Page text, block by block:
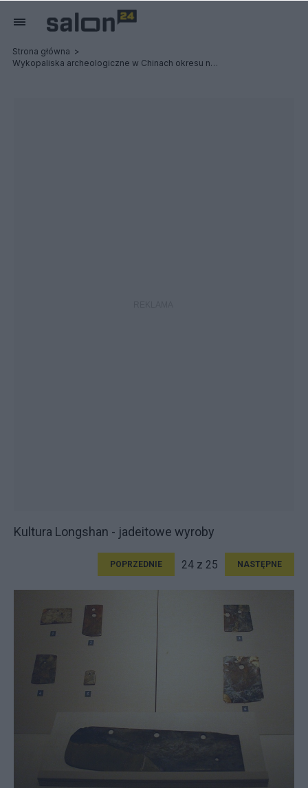
Strona główna
Wykopaliska archeologiczne w Chinach okresu neolitu cz.2
Kultura Longshan - jadeitowe wyroby
POPRZEDNIE 24 z 25 NASTĘPNE